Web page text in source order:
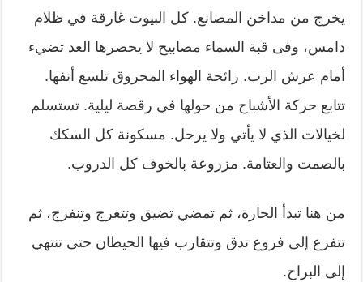
يخرج من مداخن المصانع. كل البيوت غارقة في ظلام
دامس، وفى قبة السماء مصابيح لا يحصرها العد تضيء
أمام عرش الرب. رائحة الهواء المحروق تلسع أنفها.
تتابع حركة الأشباح من حولها في رقصة ليلية. تستسلم
لخيالات الذي لا يأتي ولا يرحل. مسكونة كل السكك
بالصمت والعتامة. مزروعة بالخوف كل الدروب.
من هنا تبدأ الحارة، ثم تمضي تضيق وتتعرج وتنفرج، ثم
تتفرع إلى فروع تدق وتتقارب فيها الحيطان حتى تنتهي
إلى البراح.